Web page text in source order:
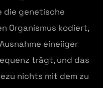
die genetische
Organismus kodiert,
eineiiger
trägt, und das
nichts mit dem zu